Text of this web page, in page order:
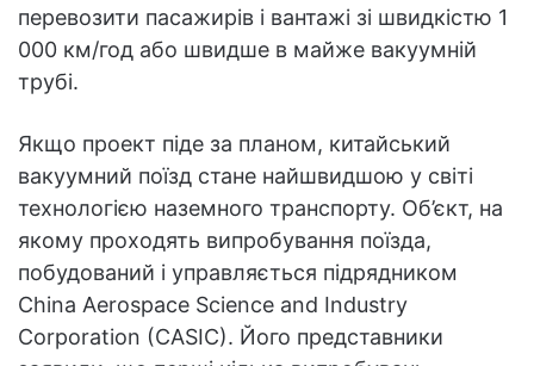
перевозити пасажирів і вантажі зі швидкістю 1
000 км/год або швидше в майже вакуумній
трубі.
Якщо проект піде за планом, китайський
вакуумний поїзд стане найшвидшою у світі
технологією наземного транспорту. Об’єкт, на
якому проходять випробування поїзда,
побудований і управляється підрядником
China Aerospace Science and Industry
Corporation (CASIC). Його представники